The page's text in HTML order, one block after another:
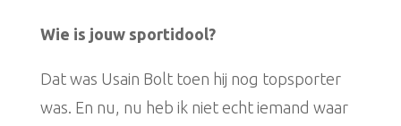
Wie is jouw sportidool?
Dat was Usain Bolt toen hij nog topsporter
was. En nu, nu heb ik niet echt iemand waar